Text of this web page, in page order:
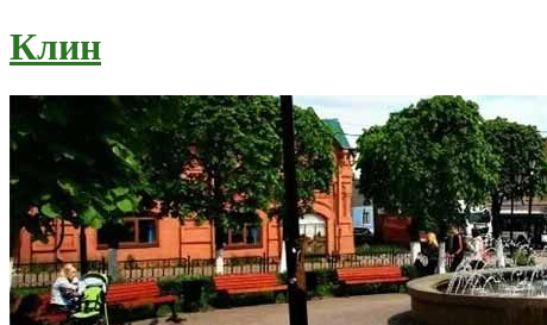
Клин